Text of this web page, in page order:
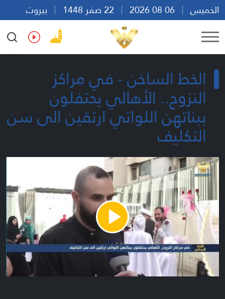
الخميس
بيروت
17:50
Ar En Fr Es
الخط الساخن - في مراكز
النزوح.. الأهالي يحتفلون
ببناتهن اللواتي ارتقين الى سن
التكليف
Play
Video